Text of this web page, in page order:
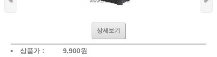
상세보기
상품가 : 9,900원